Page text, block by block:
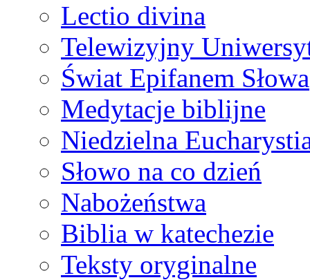
Lectio divina
Telewizyjny
Świat Epifanem Słowa
Medytacje biblijne
Niedzielna
Słowo na co dzień
Nabożeństwa
Biblia w katechezie
Teksty oryginalne